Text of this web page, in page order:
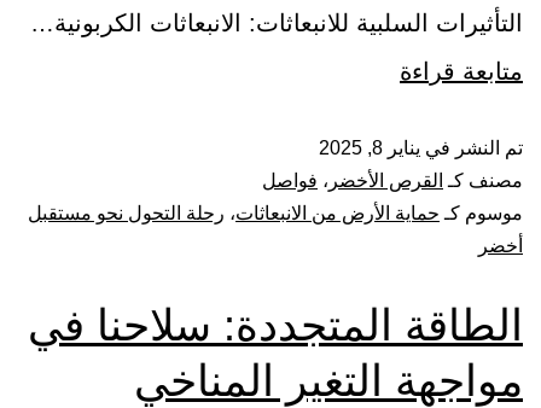
التأثيرات السلبية للانبعاثات: الانبعاثات الكربونية…
متابعة قراءة
تم النشر في يناير 8, 2025
مصنف كـ القرص الأخضر ، فواصل
موسوم كـ حماية الأرض من الانبعاثات، رحلة التحول نحو مستقبل
أخضر
الطاقة المتجددة: سلاحنا في
مواجهة التغير المناخي